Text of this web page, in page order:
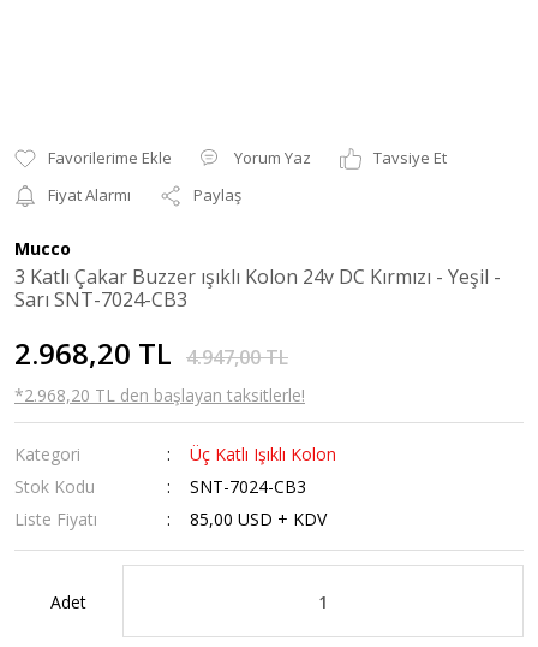
Yorum Yaz
Tavsiye Et
Fiyat Alarmı
Paylaş
Mucco
3 Katlı Çakar Buzzer ışıklı Kolon 24v DC Kırmızı - Yeşil -
Sarı SNT-7024-CB3
2.968,20 TL 4.947,00 TL
*2.968,20 TL den başlayan taksitlerle!
Kategori
Üç Katlı Işıklı Kolon
Stok Kodu
SNT-7024-CB3
Liste Fiyatı
85,00 USD + KDV
Adet